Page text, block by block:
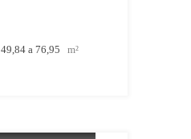
49,84 a 76,95 m²